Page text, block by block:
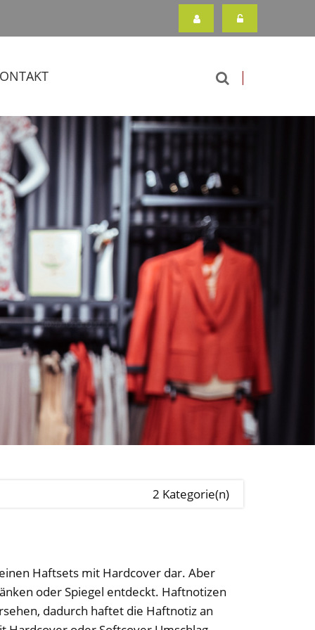
2 Kategorie(n)
Haftsets mit Hardcover dar. Aber
oder Spiegel entdeckt. Haftnotizen
dadurch haftet die Haftnotiz an